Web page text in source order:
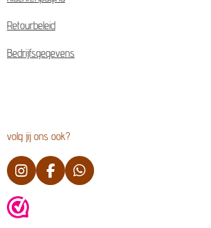
Retourbeleid
Bedrijfsgegevens
volg jij ons ook?
I
n
s
t
F
a
W
h